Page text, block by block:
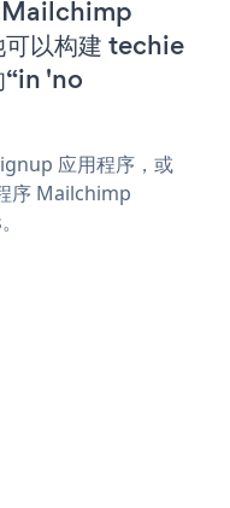
Mailchimp
以构建 techie
'no
应用程序，或
序 Mailchimp